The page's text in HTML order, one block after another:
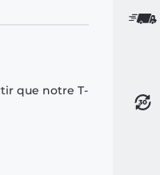
que notre T-